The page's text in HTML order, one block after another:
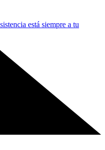
está siempre a tu